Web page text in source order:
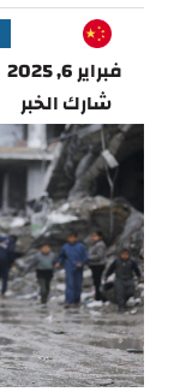
فبراير 6, 2025
شارك الخبر